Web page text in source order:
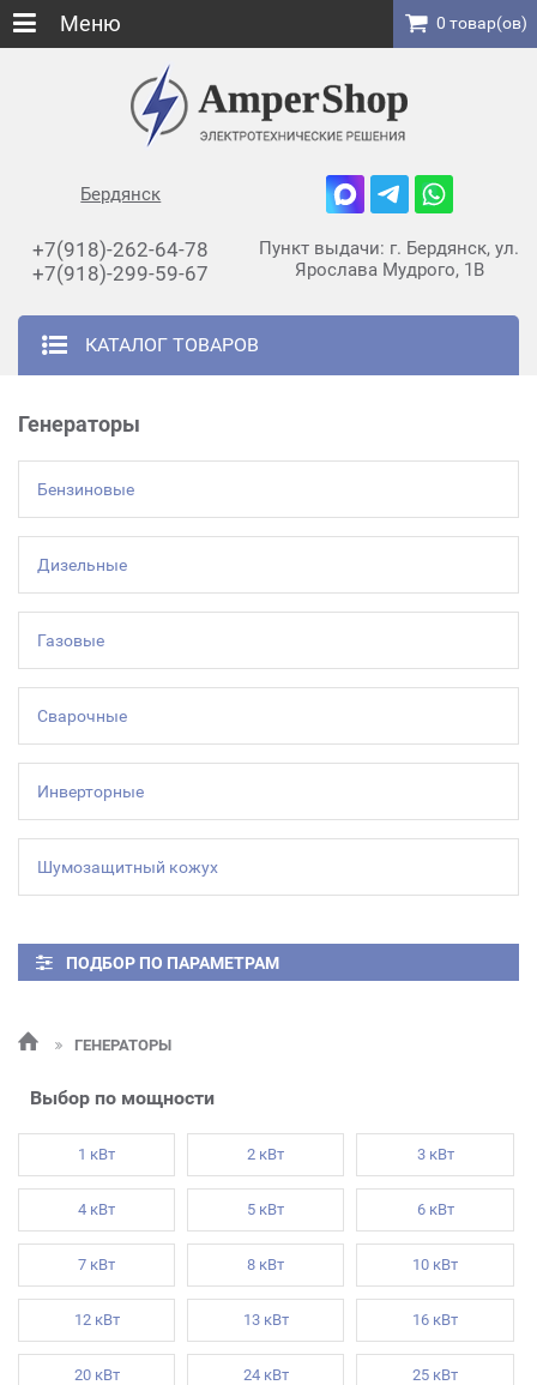
Бердянск
+7(918)-262-64-78
+7(918)-299-59-67
Пункт выдачи: г. Бердянск, ул.
Ярослава Мудрого, 1В
КАТАЛОГ ТОВАРОВ
Меню 0 товар(ов)
Генераторы
Бензиновые
Дизельные
Газовые
Сварочные
Инверторные
Шумозащитный кожух
ПОДБОР ПО ПАРАМЕТРАМ
ГЕНЕРАТОРЫ
Выбор по мощности
1 кВт 2 кВт 3 кВт
4 кВт 5 кВт 6 кВт
7 кВт 8 кВт 10 кВт
12 кВт 13 кВт 16 кВт
20 кВт 24 кВт 25 кВт